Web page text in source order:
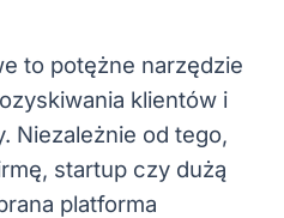
to potężne narzędzie
klientów i
Niezależnie od tego,
startup czy dużą
platforma